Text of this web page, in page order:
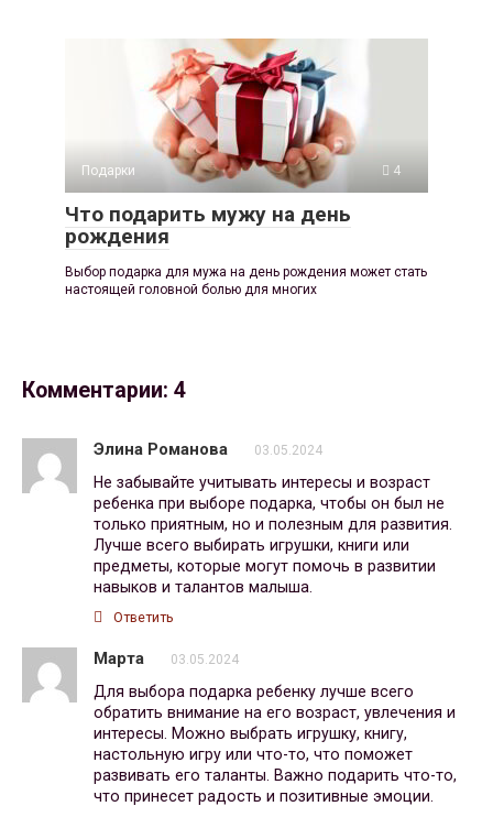
Подарки 4
Что подарить мужу на день
рождения
Выбор подарка для мужа на день рождения может стать
настоящей головной болью для многих
Комментарии: 4
Элина Романова 03.05.2024
Не забывайте учитывать интересы и возраст
ребенка при выборе подарка, чтобы он был не
только приятным, но и полезным для развития.
Лучше всего выбирать игрушки, книги или
предметы, которые могут помочь в развитии
навыков и талантов малыша.
Ответить
Марта 03.05.2024
Для выбора подарка ребенку лучше всего
обратить внимание на его возраст, увлечения и
интересы. Можно выбрать игрушку, книгу,
настольную игру или что-то, что поможет
развивать его таланты. Важно подарить что-то,
что принесет радость и позитивные эмоции.